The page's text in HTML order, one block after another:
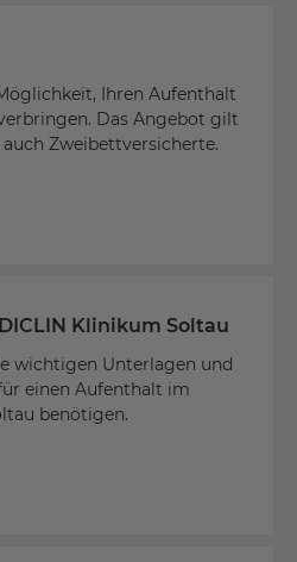
Ihren Aufenthalt
Das Angebot gilt
Zweibettversicherte.
Klinikum Soltau
wichtigen Unterlagen und
einen Aufenthalt im
benötigen.